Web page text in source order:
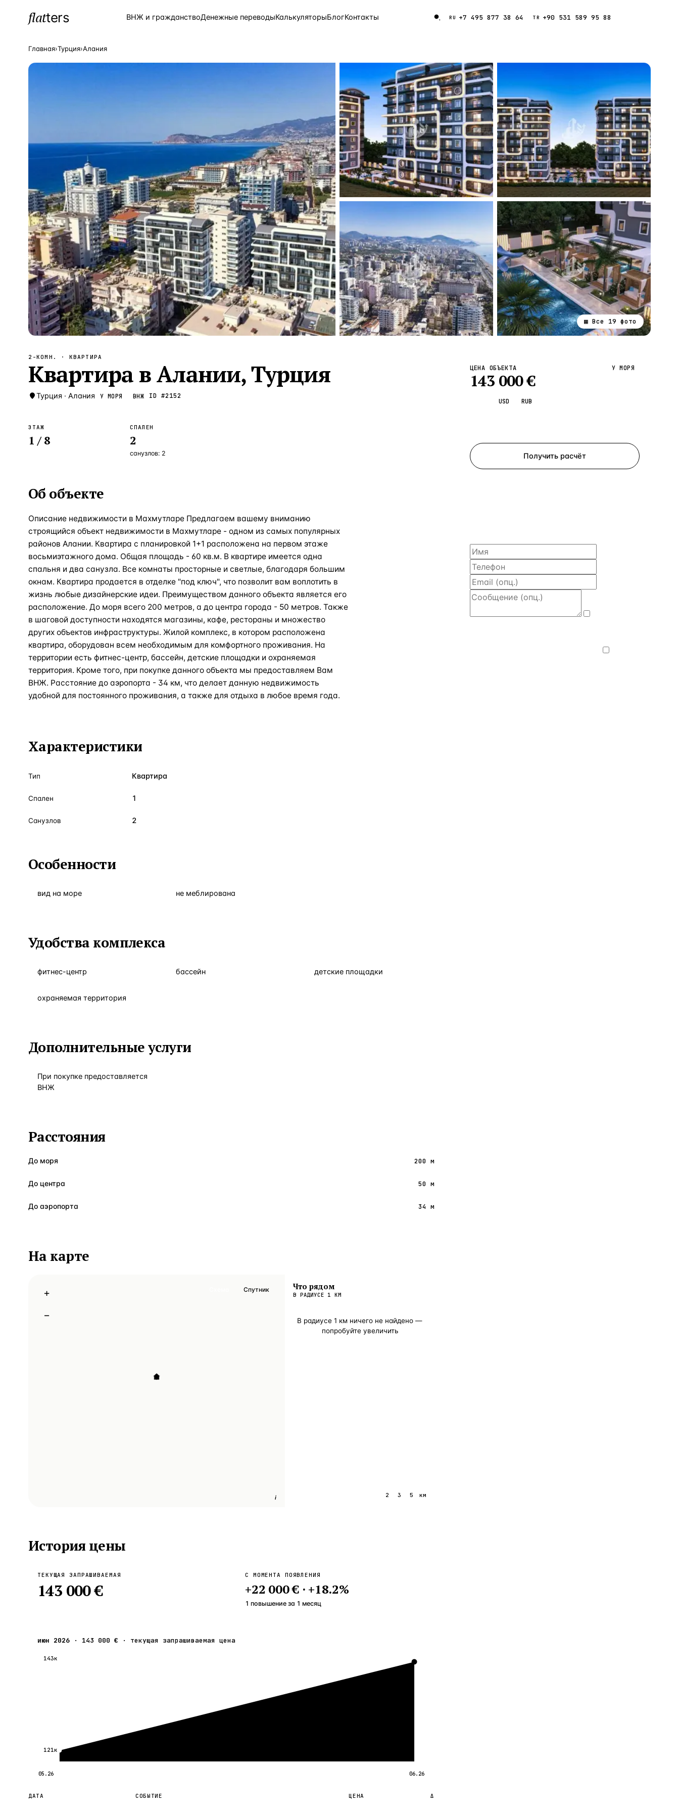
flatters ВНЖ и гражданствоДенежные переводыКалькуляторыБлогКонтакты RU +7 495 877 38 64 TR +90 531 589 95 88
8 554 объекта
5 430 объектов
Страна 3 906 объектов
—Страна 2 948 объектов
Греция —Страна 2 797 объектов
Сочи —Локация Россия · 3 920
Алания —Локация Турция · 2 556
Бангкок —Локация Таиланд · 2 172
Новороссийск —Локация Россия · 2 106
Стамбул —Локация Турция · 2 092
Анталия —Локация Турция · 1 810
ЧАСТО ИЩУТ
Турция Россия Испания Кипр
Таиланд
Греция
Главная›Турция›Алания
▦ Все 19 фото
2-КОМН. · КВАРТИРА
Квартира в Алании, Турция
Турция · Алания У МОРЯ ВНЖ ID #2152
ЭТАЖ
1 / 8
СПАЛЕН
2
санузлов: 2
Об объекте
Описание недвижимости в Махмутларе Предлагаем вашему вниманию
строящийся объект недвижимости в Махмутларе - одном из самых популярных
районов Алании. Квартира с планировкой 1+1 расположена на первом этаже
восьмиэтажного дома. Общая площадь - 60 кв.м. В квартире имеется одна
спальня и два санузла. Все комнаты просторные и светлые, благодаря большим
окнам. Квартира продается в отделке "под ключ", что позволит вам воплотить в
жизнь любые дизайнерские идеи. Преимуществом данного объекта является его
расположение. До моря всего 200 метров, а до центра города - 50 метров. Также
в шаговой доступности находятся магазины, кафе, рестораны и множество
других объектов инфраструктуры. Жилой комплекс, в котором расположена
квартира, оборудован всем необходимым для комфортного проживания. На
территории есть фитнес-центр, бассейн, детские площадки и охраняемая
территория. Кроме того, при покупке данного объекта мы предоставляем Вам
ВНЖ. Расстояние до аэропорта - 34 км, что делает данную недвижимость
удобной для постоянного проживания, а также для отдыха в любое время года.
Характеристики
Тип Квартира
Спален 1
Санузлов 2
Особенности
вид на море не меблирована
Удобства комплекса
фитнес-центр бассейн детские площадки
охраняемая территория
Дополнительные услуги
При покупке предоставляется
ВНЖ
Расстояния
До моря 200 м
До центра 50 м
До аэропорта 34 м
На карте
i
+
−
Спутник Что рядом
В РАДИУСЕ 1 КМ
В радиусе 1 км ничего не найдено —
попробуйте увеличить
2 3 5 км
История цены
ТЕКУЩАЯ ЗАПРАШИВАЕМАЯ
143 000 €
С МОМЕНТА ПОЯВЛЕНИЯ
+22 000 €· +18.2%
1 повышение за 1 месяц
июн 2026 · 143 000 € · текущая запрашиваемая цена
143к
121к
05.26 06.26
ДАТА СОБЫТИЕ ЦЕНА Δ
ЦЕНА ОБЪЕКТА
143 000€
У МОРЯ
USD RUB
Получить расчёт